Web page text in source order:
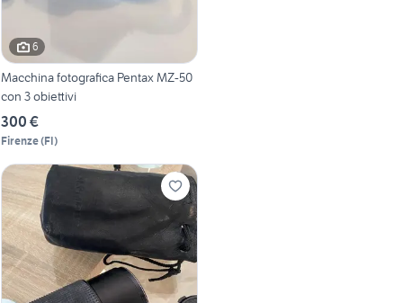
6
Macchina fotografica Pentax MZ-50
con 3 obiettivi
300 €
Firenze(FI)